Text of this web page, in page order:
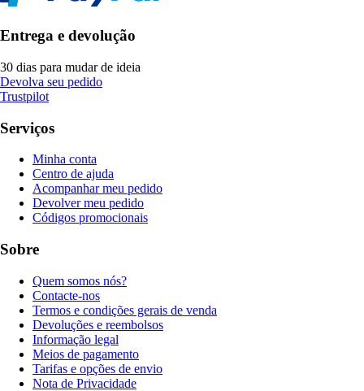
Entrega e devolução
30 dias para mudar de ideia
Devolva seu pedido
Trustpilot
Serviços
Minha conta
Centro de ajuda
Acompanhar meu pedido
Devolver meu pedido
Códigos promocionais
Sobre
Quem somos nós?
Contacte-nos
Termos e condições gerais de venda
Devoluções e reembolsos
Informação legal
Meios de pagamento
Tarifas e opções de envio
Nota de Privacidade